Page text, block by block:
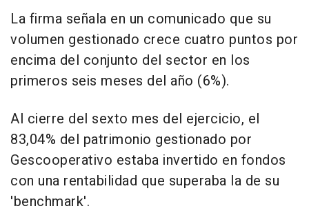
La firma señala en un comunicado que su
volumen gestionado crece cuatro puntos por
encima del conjunto del sector en los
primeros seis meses del año (6%).
Al cierre del sexto mes del ejercicio, el
83,04% del patrimonio gestionado por
Gescooperativo estaba invertido en fondos
con una rentabilidad que superaba la de su
'benchmark'.